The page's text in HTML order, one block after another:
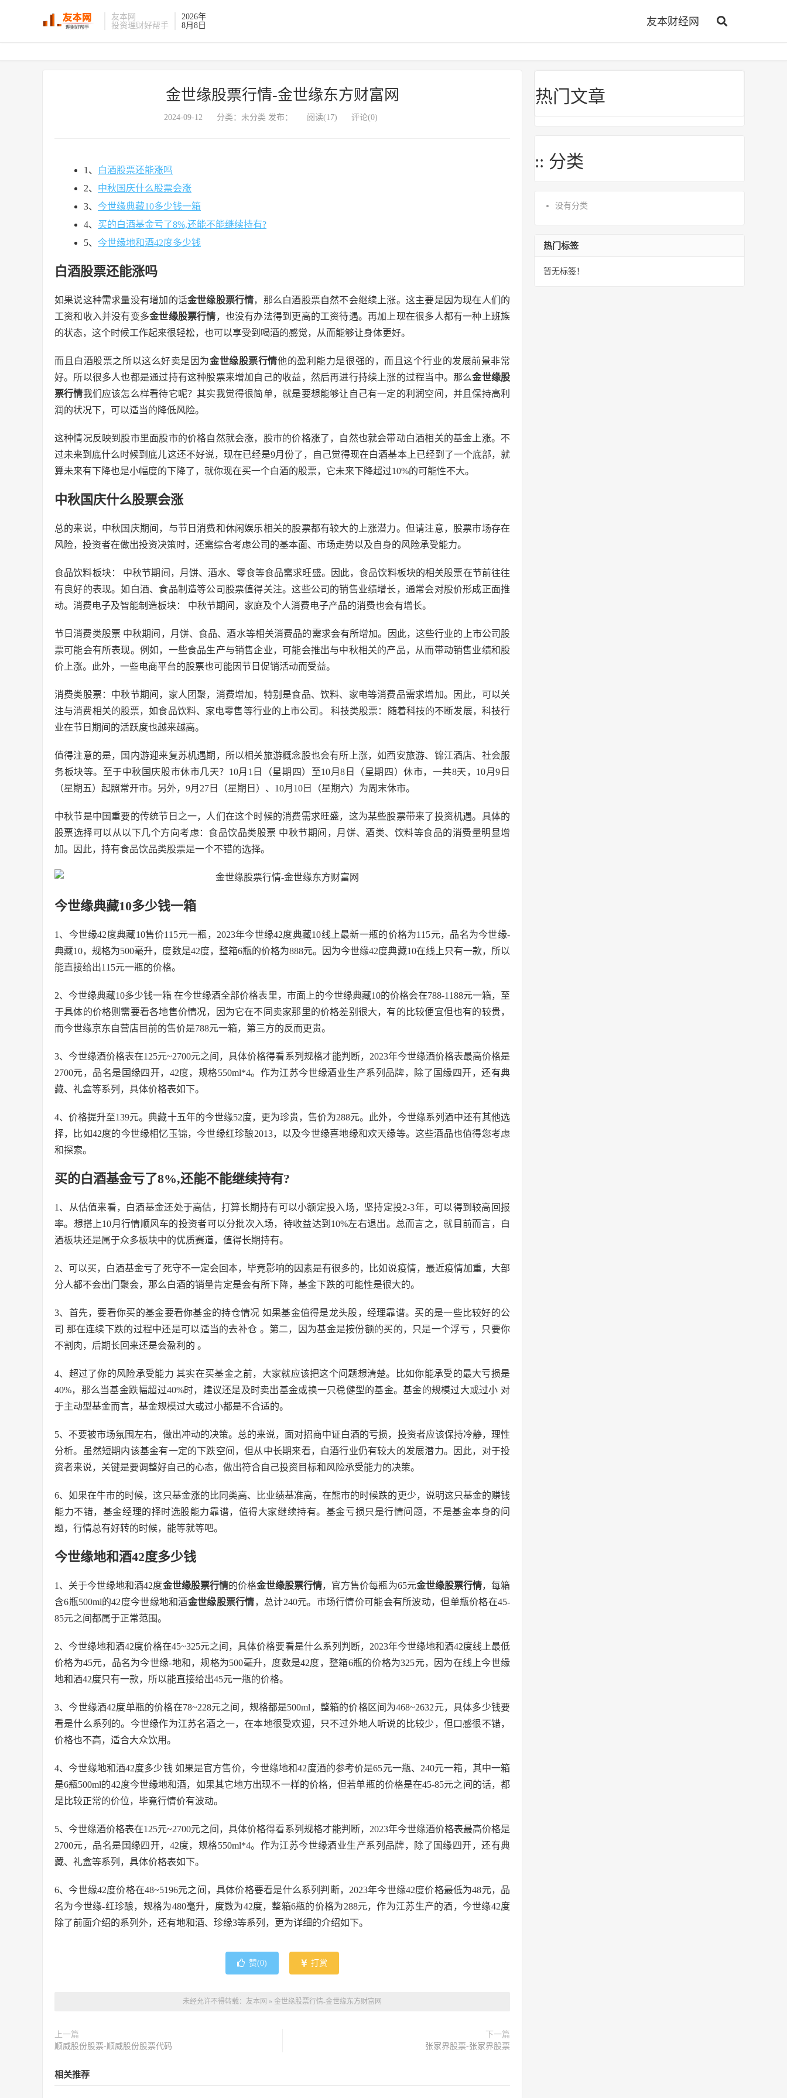
友本网
投资理财好帮手
2026年
8月8日
友本财经网
金世缘股票行情-金世缘东方财富网
2024-09-12 分类：未分类 发布： 阅读(17) 评论(0)
1、
白酒股票还能涨吗
2、 中秋国庆什么股票会涨
3、 今世缘典藏10多少钱一箱
4、 买的白酒基金亏了8%,还能不能继续持有?
5、 今世缘地和酒42度多少钱
白酒股票还能涨吗
如果说这种需求量没有增加的话金世缘股票行情，那么白酒股票自然不会继续上涨。这主要是因为现在人们的
工资和收入并没有变多金世缘股票行情，也没有办法得到更高的工资待遇。再加上现在很多人都有一种上班族
的状态，这个时候工作起来很轻松，也可以享受到喝酒的感觉，从而能够让身体更好。
而且白酒股票之所以这么好卖是因为金世缘股票行情他的盈利能力是很强的，而且这个行业的发展前景非常
好。所以很多人也都是通过持有这种股票来增加自己的收益，然后再进行持续上涨的过程当中。那么金世缘股
票行情我们应该怎么样看待它呢？其实我觉得很简单，就是要想能够让自己有一定的利润空间，并且保持高利
润的状况下，可以适当的降低风险。
这种情况反映到股市里面股市的价格自然就会涨，股市的价格涨了，自然也就会带动白酒相关的基金上涨。不
过未来到底什么时候到底儿这还不好说，现在已经是9月份了，自己觉得现在白酒基本上已经到了一个底部，就
算未来有下降也是小幅度的下降了，就你现在买一个白酒的股票，它未来下降超过10%的可能性不大。
中秋国庆什么股票会涨
总的来说，中秋国庆期间，与节日消费和休闲娱乐相关的股票都有较大的上涨潜力。但请注意，股票市场存在
风险，投资者在做出投资决策时，还需综合考虑公司的基本面、市场走势以及自身的风险承受能力。
食品饮料板块： 中秋节期间，月饼、酒水、零食等食品需求旺盛。因此，食品饮料板块的相关股票在节前往往
有良好的表现。如白酒、食品制造等公司股票值得关注。这些公司的销售业绩增长，通常会对股价形成正面推
动。消费电子及智能制造板块： 中秋节期间，家庭及个人消费电子产品的消费也会有增长。
节日消费类股票 中秋期间，月饼、食品、酒水等相关消费品的需求会有所增加。因此，这些行业的上市公司股
票可能会有所表现。例如，一些食品生产与销售企业，可能会推出与中秋相关的产品，从而带动销售业绩和股
价上涨。此外，一些电商平台的股票也可能因节日促销活动而受益。
消费类股票：中秋节期间，家人团聚，消费增加，特别是食品、饮料、家电等消费品需求增加。因此，可以关
注与消费相关的股票，如食品饮料、家电零售等行业的上市公司。 科技类股票：随着科技的不断发展，科技行
业在节日期间的活跃度也越来越高。
值得注意的是，国内游迎来复苏机遇期，所以相关旅游概念股也会有所上涨，如西安旅游、锦江酒店、社会服
务板块等。至于中秋国庆股市休市几天？10月1日（星期四）至10月8日（星期四）休市，一共8天，10月9日
（星期五）起照常开市。另外，9月27日（星期日）、10月10日（星期六）为周末休市。
中秋节是中国重要的传统节日之一，人们在这个时候的消费需求旺盛，这为某些股票带来了投资机遇。具体的
股票选择可以从以下几个方向考虑：食品饮品类股票 中秋节期间，月饼、酒类、饮料等食品的消费量明显增
加。因此，持有食品饮品类股票是一个不错的选择。
今世缘典藏10多少钱一箱
1、今世缘42度典藏10售价115元一瓶，2023年今世缘42度典藏10线上最新一瓶的价格为115元，品名为今世缘-
典藏10，规格为500毫升，度数是42度，整箱6瓶的价格为888元。因为今世缘42度典藏10在线上只有一款，所以
能直接给出115元一瓶的价格。
2、今世缘典藏10多少钱一箱 在今世缘酒全部价格表里，市面上的今世缘典藏10的价格会在788-1188元一箱，至
于具体的价格则需要看各地售价情况，因为它在不同卖家那里的价格差别很大，有的比较便宜但也有的较贵，
而今世缘京东自营店目前的售价是788元一箱，第三方的反而更贵。
3、今世缘酒价格表在125元~2700元之间，具体价格得看系列规格才能判断，2023年今世缘酒价格表最高价格是
2700元，品名是国缘四开，42度，规格550ml*4。作为江苏今世缘酒业生产系列品牌，除了国缘四开，还有典
藏、礼盒等系列，具体价格表如下。
4、价格提升至139元。典藏十五年的今世缘52度，更为珍贵，售价为288元。此外，今世缘系列酒中还有其他选
择，比如42度的今世缘相忆玉锦，今世缘红珍酿2013，以及今世缘喜地缘和欢天缘等。这些酒品也值得您考虑
和探索。
买的白酒基金亏了8%,还能不能继续持有?
1、从估值来看，白酒基金还处于高估，打算长期持有可以小额定投入场，坚持定投2-3年，可以得到较高回报
率。想搭上10月行情顺风车的投资者可以分批次入场，待收益达到10%左右退出。总而言之，就目前而言，白
酒板块还是属于众多板块中的优质赛道，值得长期持有。
2、可以买，白酒基金亏了死守不一定会回本，毕竟影响的因素是有很多的，比如说疫情，最近疫情加重，大部
分人都不会出门聚会，那么白酒的销量肯定是会有所下降，基金下跌的可能性是很大的。
3、首先，要看你买的基金要看你基金的持仓情况 如果基金值得是龙头股，经理靠谱。买的是一些比较好的公
司 那在连续下跌的过程中还是可以适当的去补仓 。第二，因为基金是按份额的买的，只是一个浮亏 ，只要你
不割肉，后期长回来还是会盈利的 。
4、超过了你的风险承受能力 其实在买基金之前，大家就应该把这个问题想清楚。比如你能承受的最大亏损是
40%，那么当基金跌幅超过40%时，建议还是及时卖出基金或换一只稳健型的基金。基金的规模过大或过小 对
于主动型基金而言，基金规模过大或过小都是不合适的。
5、不要被市场氛围左右，做出冲动的决策。总的来说，面对招商中证白酒的亏损，投资者应该保持冷静，理性
分析。虽然短期内该基金有一定的下跌空间，但从中长期来看，白酒行业仍有较大的发展潜力。因此，对于投
资者来说，关键是要调整好自己的心态，做出符合自己投资目标和风险承受能力的决策。
6、如果在牛市的时候，这只基金涨的比同类高、比业绩基准高，在熊市的时候跌的更少，说明这只基金的赚钱
能力不错，基金经理的择时选股能力靠谱，值得大家继续持有。基金亏损只是行情问题，不是基金本身的问
题，行情总有好转的时候，能等就等吧。
今世缘地和酒42度多少钱
1、关于今世缘地和酒42度金世缘股票行情的价格金世缘股票行情，官方售价每瓶为65元金世缘股票行情，每箱
含6瓶500ml的42度今世缘地和酒金世缘股票行情，总计240元。市场行情价可能会有所波动，但单瓶价格在45-
85元之间都属于正常范围。
2、今世缘地和酒42度价格在45~325元之间，具体价格要看是什么系列判断，2023年今世缘地和酒42度线上最低
价格为45元，品名为今世缘-地和，规格为500毫升，度数是42度，整箱6瓶的价格为325元，因为在线上今世缘
地和酒42度只有一款，所以能直接给出45元一瓶的价格。
3、今世缘酒42度单瓶的价格在78~228元之间，规格都是500ml，整箱的价格区间为468~2632元，具体多少钱要
看是什么系列的。今世缘作为江苏名酒之一，在本地很受欢迎，只不过外地人听说的比较少，但口感很不错，
价格也不高，适合大众饮用。
4、今世缘地和酒42度多少钱 如果是官方售价，今世缘地和42度酒的参考价是65元一瓶、240元一箱，其中一箱
是6瓶500ml的42度今世缘地和酒，如果其它地方出现不一样的价格，但若单瓶的价格是在45-85元之间的话，都
是比较正常的价位，毕竟行情价有波动。
5、今世缘酒价格表在125元~2700元之间，具体价格得看系列规格才能判断，2023年今世缘酒价格表最高价格是
2700元，品名是国缘四开，42度，规格550ml*4。作为江苏今世缘酒业生产系列品牌，除了国缘四开，还有典
藏、礼盒等系列，具体价格表如下。
6、今世缘42度价格在48~5196元之间，具体价格要看是什么系列判断，2023年今世缘42度价格最低为48元，品
名为今世缘-红珍酿，规格为480毫升，度数为42度，整箱6瓶的价格为288元，作为江苏生产的酒，今世缘42度
除了前面介绍的系列外，还有地和酒、珍缘3等系列，更为详细的介绍如下。
赞(0) 打赏
未经允许不得转载： 友本网 » 金世缘股票行情-金世缘东方财富网
上一篇
顺威股份股票-顺威股份股票代码
下一篇
张家界股票-张家界股票
相关推荐
热门文章
:: 分类
没有分类
热门标签
暂无标签！